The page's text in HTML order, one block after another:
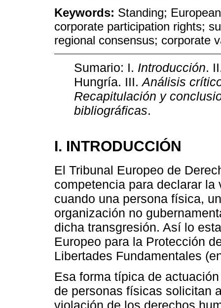
Keywords: Standing;
corporate participation rights;
regional consensus; corporate
Sumario: I. Introducción.
Hungría. III.Análisis
Recapitulación y
bibliográficas.
I. INTRODUCCIÓN
El Tribunal Europeo de
competencia para declarar
cuando una persona física,
organización no
dicha transgresión. Así lo
Europeo para la Protección
Libertades Fundamentales
Esa forma típica de
de personas físicas solicitan
violación de los derechos